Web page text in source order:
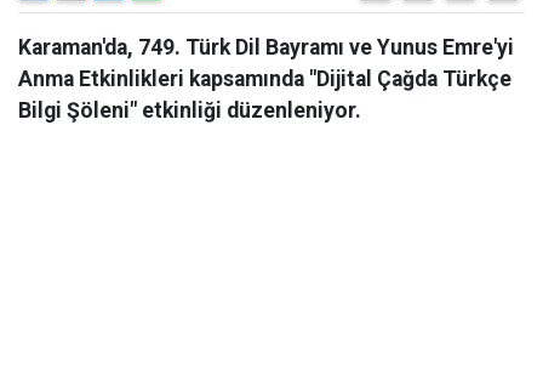
Karaman'da, 749. Türk Dil Bayramı ve Yunus Emre'yi
Anma Etkinlikleri kapsamında "Dijital Çağda Türkçe
Bilgi Şöleni" etkinliği düzenleniyor.